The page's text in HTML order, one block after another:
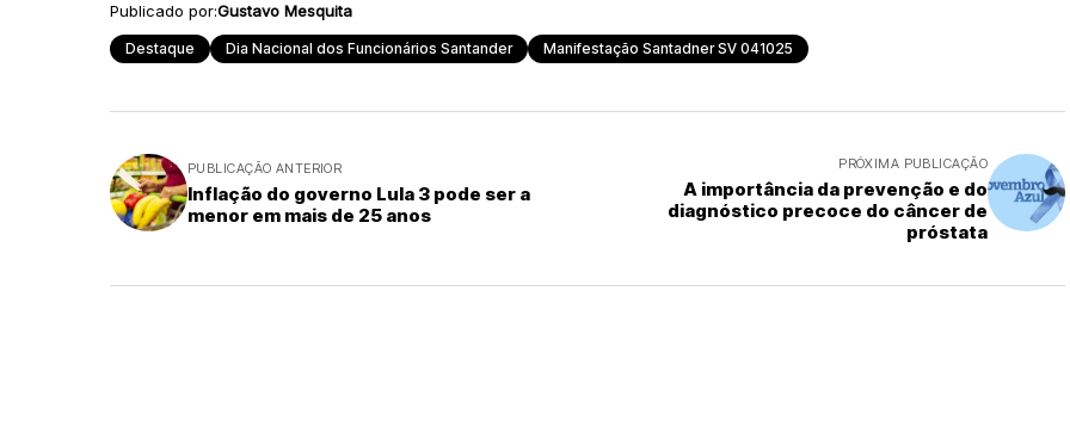
Publicado por:Gustavo Mesquita
Destaque Dia Nacional dos Funcionários Santander Manifestação Santadner SV 041025
PUBLICAÇÃO ANTERIOR
Inflação do governo Lula 3 pode ser a
menor em mais de 25 anos
PRÓXIMA PUBLICAÇÃO
A importância da prevenção e do
diagnóstico precoce do câncer de
próstata